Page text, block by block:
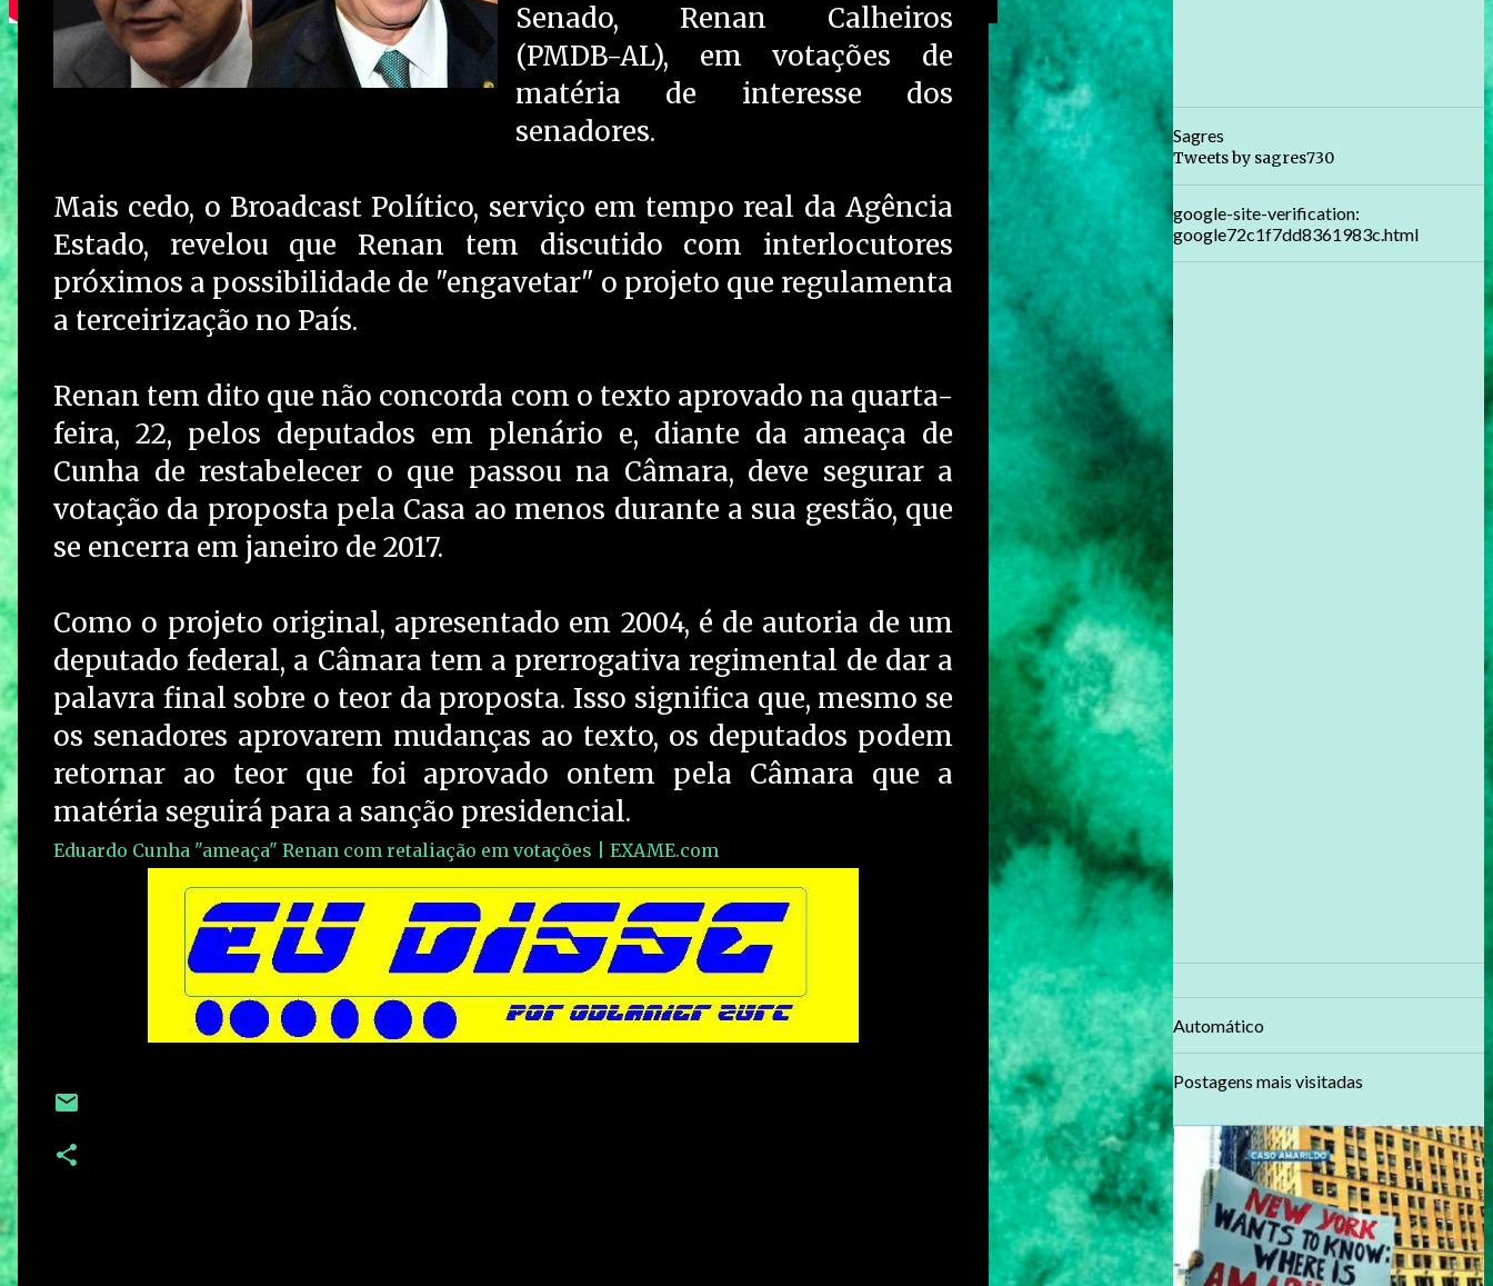
Senado, Renan Calheiros
(PMDB-AL), em votações de
matéria de interesse dos
senadores.
Mais cedo, o Broadcast Político, serviço em tempo real da Agência
Estado, revelou que Renan tem discutido com interlocutores
próximos a possibilidade de "engavetar" o projeto que regulamenta
a terceirização no País.
Renan tem dito que não concorda com o texto aprovado na quarta-
feira, 22, pelos deputados em plenário e, diante da ameaça de
Cunha de restabelecer o que passou na Câmara, deve segurar a
votação da proposta pela Casa ao menos durante a sua gestão, que
se encerra em janeiro de 2017.
Como o projeto original, apresentado em 2004, é de autoria de um
deputado federal, a Câmara tem a prerrogativa regimental de dar a
palavra final sobre o teor da proposta. Isso significa que, mesmo se
os senadores aprovarem mudanças ao texto, os deputados podem
retornar ao teor que foi aprovado ontem pela Câmara que a
matéria seguirá para a sanção presidencial.
Eduardo Cunha "ameaça" Renan com retaliação em votações | EXAME.com
Sagres
Tweets by sagres730
google-site-verification:
google72c1f7dd8361983c.html
Automático
Postagens mais visitadas